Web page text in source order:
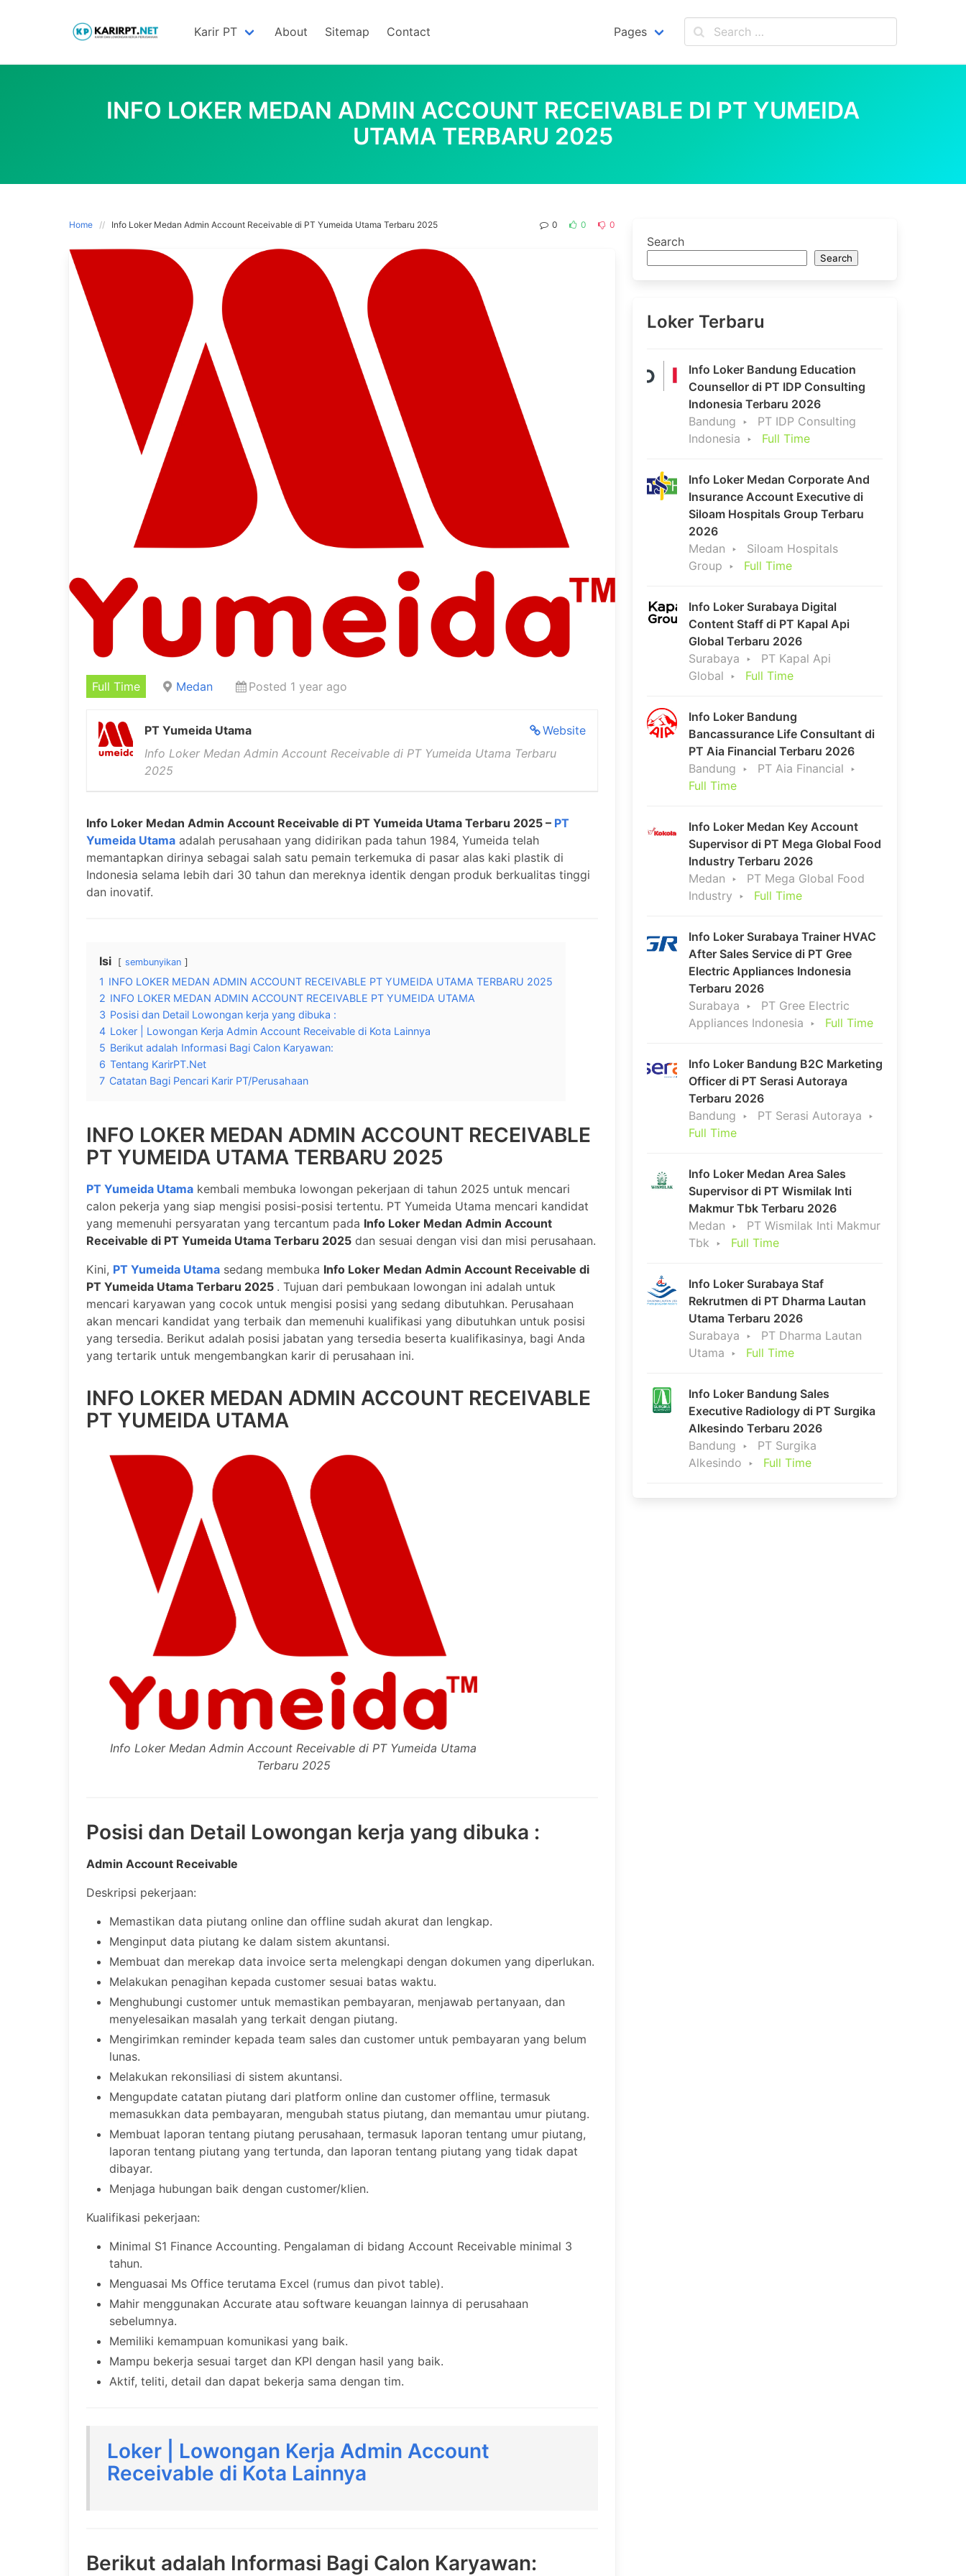
Karir PT About Sitemap Contact Pages
INFO LOKER MEDAN ADMIN ACCOUNT RECEIVABLE DI PT YUMEIDA
UTAMA TERBARU 2025
Home Info Loker Medan Admin Account Receivable di PT Yumeida Utama Terbaru 2025 0 0 0
Full Time Medan Posted 1 year ago
Website
PT Yumeida Utama
Info Loker Medan Admin Account Receivable di PT Yumeida Utama Terbaru
2025
Info Loker Medan Admin Account Receivable di PT Yumeida Utama Terbaru 2025 – PT
Yumeida Utama adalah perusahaan yang didirikan pada tahun 1984, Yumeida telah
memantapkan dirinya sebagai salah satu pemain terkemuka di pasar alas kaki plastik di
Indonesia selama lebih dari 30 tahun dan mereknya identik dengan produk berkualitas tinggi
dan inovatif.
Isi sembunyikan
1 INFO LOKER MEDAN ADMIN ACCOUNT RECEIVABLE PT YUMEIDA UTAMA TERBARU 2025
2 INFO LOKER MEDAN ADMIN ACCOUNT RECEIVABLE PT YUMEIDA UTAMA
3 Posisi dan Detail Lowongan kerja yang dibuka :
4 Loker | Lowongan Kerja Admin Account Receivable di Kota Lainnya
5 Berikut adalah Informasi Bagi Calon Karyawan:
6 Tentang KarirPT.Net
7 Catatan Bagi Pencari Karir PT/Perusahaan
INFO LOKER MEDAN ADMIN ACCOUNT RECEIVABLE
PT YUMEIDA UTAMA TERBARU 2025
PT Yumeida Utama kembali membuka lowongan pekerjaan di tahun 2025 untuk mencari
calon pekerja yang siap mengisi posisi-posisi tertentu. PT Yumeida Utama mencari kandidat
yang memenuhi persyaratan yang tercantum pada Info Loker Medan Admin Account
Receivable di PT Yumeida Utama Terbaru 2025 dan sesuai dengan visi dan misi perusahaan.
Kini, PT Yumeida Utama sedang membuka Info Loker Medan Admin Account Receivable di
PT Yumeida Utama Terbaru 2025 . Tujuan dari pembukaan lowongan ini adalah untuk
mencari karyawan yang cocok untuk mengisi posisi yang sedang dibutuhkan. Perusahaan
akan mencari kandidat yang terbaik dan memenuhi kualifikasi yang dibutuhkan untuk posisi
yang tersedia. Berikut adalah posisi jabatan yang tersedia beserta kualifikasinya, bagi Anda
yang tertarik untuk mengembangkan karir di perusahaan ini.
INFO LOKER MEDAN ADMIN ACCOUNT RECEIVABLE
PT YUMEIDA UTAMA
Info Loker Medan Admin Account Receivable di PT Yumeida Utama
Terbaru 2025
Posisi dan Detail Lowongan kerja yang dibuka :
Admin Account Receivable
Deskripsi pekerjaan:
Memastikan data piutang online dan offline sudah akurat dan lengkap.
Menginput data piutang ke dalam sistem akuntansi.
Membuat dan merekap data invoice serta melengkapi dengan dokumen yang diperlukan.
Melakukan penagihan kepada customer sesuai batas waktu.
Menghubungi customer untuk memastikan pembayaran, menjawab pertanyaan, dan
menyelesaikan masalah yang terkait dengan piutang.
Mengirimkan reminder kepada team sales dan customer untuk pembayaran yang belum
lunas.
Melakukan rekonsiliasi di sistem akuntansi.
Mengupdate catatan piutang dari platform online dan customer offline, termasuk
memasukkan data pembayaran, mengubah status piutang, dan memantau umur piutang.
Membuat laporan tentang piutang perusahaan, termasuk laporan tentang umur piutang,
laporan tentang piutang yang tertunda, dan laporan tentang piutang yang tidak dapat
dibayar.
Menjaga hubungan baik dengan customer/klien.
Kualifikasi pekerjaan:
Minimal S1 Finance Accounting. Pengalaman di bidang Account Receivable minimal 3
tahun.
Menguasai Ms Office terutama Excel (rumus dan pivot table).
Mahir menggunakan Accurate atau software keuangan lainnya di perusahaan
sebelumnya.
Memiliki kemampuan komunikasi yang baik.
Mampu bekerja sesuai target dan KPI dengan hasil yang baik.
Aktif, teliti, detail dan dapat bekerja sama dengan tim.
Loker | Lowongan Kerja Admin Account
Receivable di Kota Lainnya
Berikut adalah Informasi Bagi Calon Karyawan:
Search
Search
Loker Terbaru
Info Loker Bandung Education
Counsellor di PT IDP Consulting
Indonesia Terbaru 2026
Bandung
PT IDP Consulting
Indonesia
Full Time
Info Loker Medan Corporate And
Insurance Account Executive di
Siloam Hospitals Group Terbaru
2026
Medan
Siloam Hospitals
Group
Full Time
Info Loker Surabaya Digital
Content Staff di PT Kapal Api
Global Terbaru 2026
Surabaya
PT Kapal Api
Global
Full Time
Info Loker Bandung
Bancassurance Life Consultant di
PT Aia Financial Terbaru 2026
Bandung
PT Aia Financial
Full Time
Info Loker Medan Key Account
Supervisor di PT Mega Global Food
Industry Terbaru 2026
Medan
PT Mega Global Food
Industry
Full Time
Info Loker Surabaya Trainer HVAC
After Sales Service di PT Gree
Electric Appliances Indonesia
Terbaru 2026
Surabaya
PT Gree Electric
Appliances Indonesia
Full Time
Info Loker Bandung B2C Marketing
Officer di PT Serasi Autoraya
Terbaru 2026
Bandung
PT Serasi Autoraya
Full Time
Info Loker Medan Area Sales
Supervisor di PT Wismilak Inti
Makmur Tbk Terbaru 2026
Medan
PT Wismilak Inti Makmur
Tbk
Full Time
Info Loker Surabaya Staf
Rekrutmen di PT Dharma Lautan
Utama Terbaru 2026
Surabaya
PT Dharma Lautan
Utama
Full Time
Info Loker Bandung Sales
Executive Radiology di PT Surgika
Alkesindo Terbaru 2026
Bandung
PT Surgika
Alkesindo
Full Time